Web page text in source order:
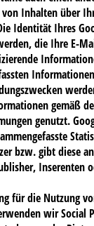
von Inhalten über
Identität Ihres
die Ihre E-
gemäß
genutzt.
bzw. gibt diese
Inserenten
für die Nutzung
wir Social